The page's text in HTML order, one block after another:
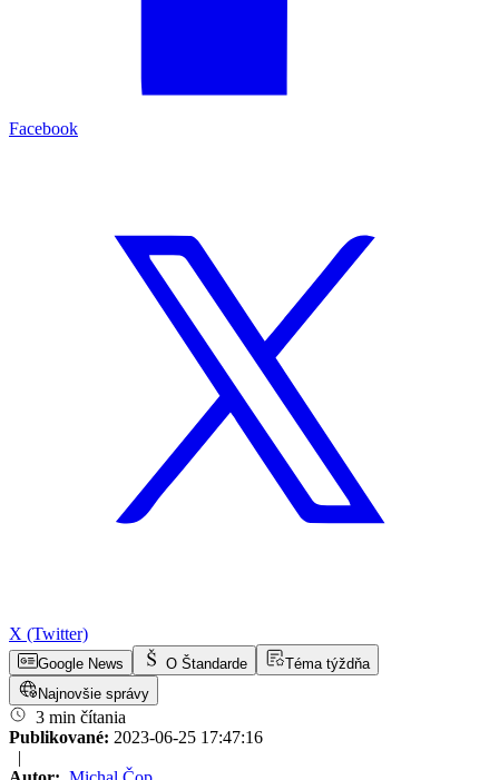
Facebook
X (Twitter)
Google News O Štandarde
Téma týždňa
Najnovšie správy
3 min čítania
Publikované: 2023-06-25 17:47:16
|